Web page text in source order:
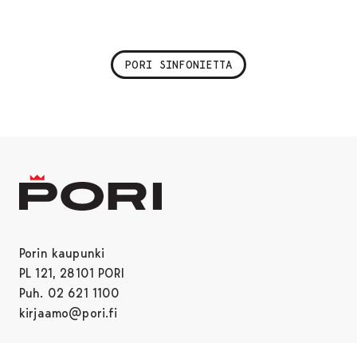
PORI SINFONIETTA
Porin kaupunki
PL 121, 28101 PORI
Puh. 02 621 1100
kirjaamo@pori.fi